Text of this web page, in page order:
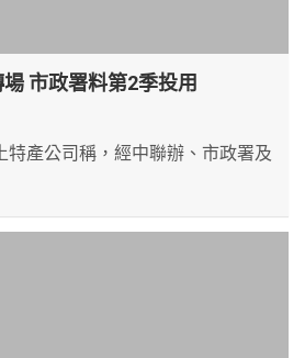
市政署料第2季投用
特產公司稱，經中聯辦、市政署及